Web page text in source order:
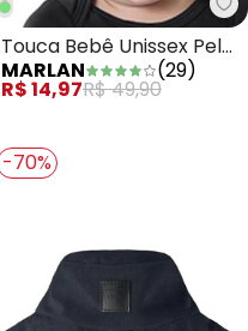
- Manta Bebê
Touca Bebê Unissex Pelo
Carneirinho Baby Preto
MARLAN (29)
R$ 14,97R$ 49,90
-70%